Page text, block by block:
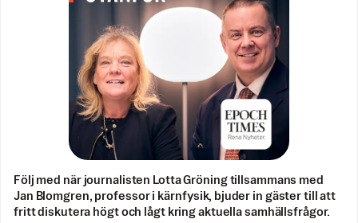
Följ med när journalisten Lotta Gröning tillsammans med
Jan Blomgren, professor i kärnfysik, bjuder in gäster till att
fritt diskutera högt och lågt kring aktuella samhällsfrågor.